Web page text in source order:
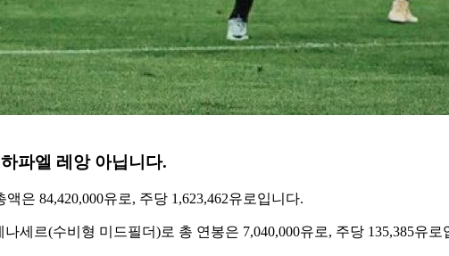
파엘 레앙 아닙니다.
은 84,420,000유로, 주당 1,623,462유로입니다.
세르(수비형 미드필더)로 총 연봉은 7,040,000유로, 주당 135,385유로